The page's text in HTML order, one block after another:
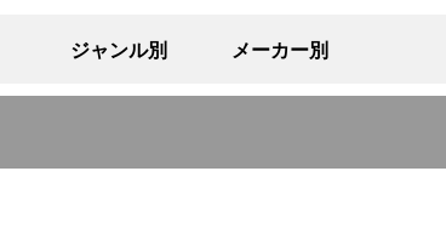
ジャンル別 メーカー別